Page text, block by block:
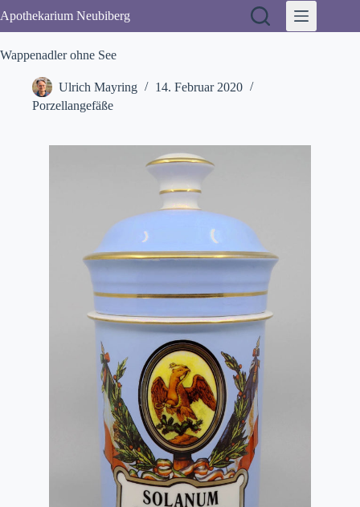
Inhalt
springen
Apothekarium Neubiberg
Wappenadler ohne See
Ulrich Mayring
14. Februar 2020
Porzellangefäße